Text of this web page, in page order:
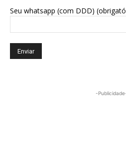
Seu whatsapp (com DDD)
-